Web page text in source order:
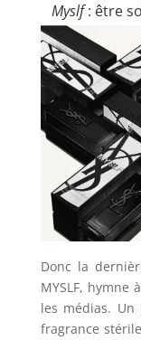
Myslf: être
Donc la
MYSLF, hymne
les médias.
fragrance